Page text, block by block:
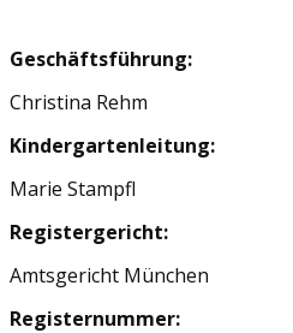
Geschäftsführung:
Christina Rehm
Kindergartenleitung:
Marie Stampfl
Registergericht:
Amtsgericht München
Registernummer: